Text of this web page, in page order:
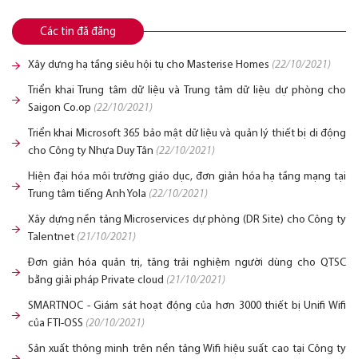
Các tin đã đăng
Xây dựng hạ tầng siêu hội tụ cho Masterise Homes (22/10/2021)
Triển khai Trung tâm dữ liệu và Trung tâm dữ liệu dự phòng cho
Saigon Co.op (22/10/2021)
Triển khai Microsoft 365 bảo mật dữ liệu và quản lý thiết bị di động
cho Công ty Nhựa Duy Tân (22/10/2021)
Hiện đại hóa môi trường giáo dục, đơn giản hóa hạ tầng mạng tại
Trung tâm tiếng Anh Yola (22/10/2021)
Xây dựng nền tảng Microservices dự phòng (DR Site) cho Công ty
Talentnet (21/10/2021)
Đơn giản hóa quản trị, tăng trải nghiệm người dùng cho QTSC
bằng giải pháp Private cloud (21/10/2021)
SMARTNOC - Giám sát hoạt động của hơn 3000 thiết bị Unifi Wifi
của FTI-OSS (20/10/2021)
Sản xuất thông minh trên nền tảng Wifi hiệu suất cao tại Công ty